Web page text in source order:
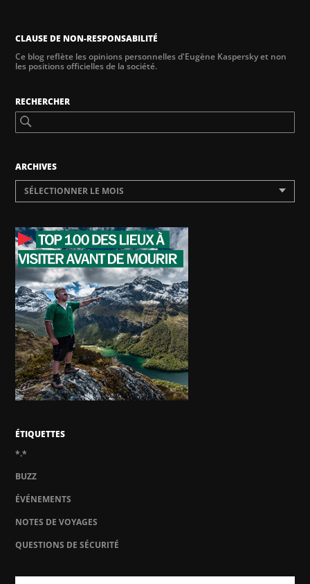
CLAUSE DE NON-RESPONSABILITÉ
Ce blog reflète les opinions personnelles d'Eugène Kaspersky et non
les positions officielles de la société.
RECHERCHER
ARCHIVES
SÉLECTIONNER LE MOIS
ÉTIQUETTES
*.*
BUZZ
ÉVÉNEMENTS
NOTES DE VOYAGES
QUESTIONS DE SÉCURITÉ